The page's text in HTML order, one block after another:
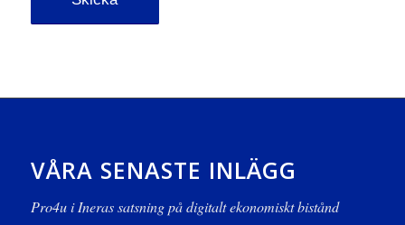
VÅRA SENASTE INLÄGG
Pro4u i Ineras satsning på digitalt ekonomiskt bistånd